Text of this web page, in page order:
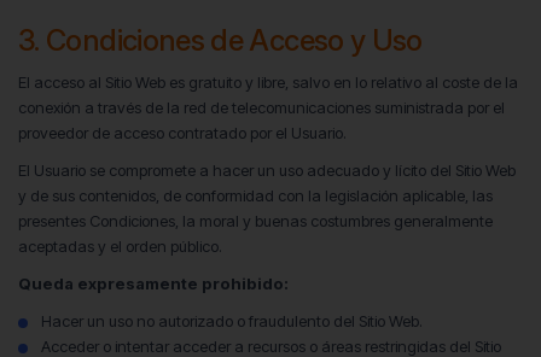
3. Condiciones de Acceso y Uso
El acceso al Sitio Web es gratuito y libre, salvo en lo relativo al coste de la
conexión a través de la red de telecomunicaciones suministrada por el
proveedor de acceso contratado por el Usuario.
El Usuario se compromete a hacer un uso adecuado y lícito del Sitio Web
y de sus contenidos, de conformidad con la legislación aplicable, las
presentes Condiciones, la moral y buenas costumbres generalmente
aceptadas y el orden público.
Queda expresamente prohibido:
Hacer un uso no autorizado o fraudulento del Sitio Web.
Acceder o intentar acceder a recursos o áreas restringidas del Sitio